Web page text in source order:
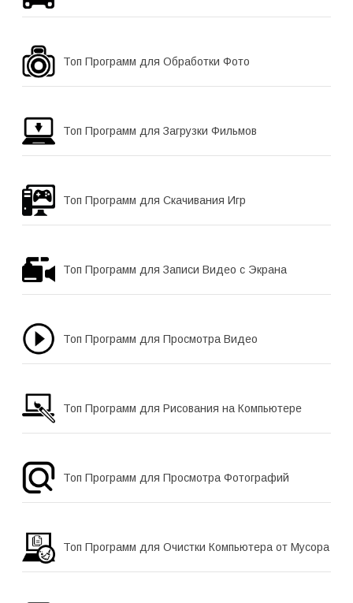
Топ Программ для Обработки Фото
Топ Программ для Загрузки Фильмов
Топ Программ для Скачивания Игр
Топ Программ для Записи Видео с Экрана
Топ Программ для Просмотра Видео
Топ Программ для Рисования на Компьютере
Топ Программ для Просмотра Фотографий
Топ Программ для Очистки Компьютера от Мусора